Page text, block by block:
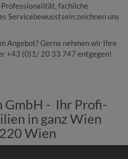
fachliche
Servicebewusstsein zeichnen uns
Angebot? Gerne nehmen wir Ihre
+43 (0)1/ 20 33 747 entgegen!
GmbH - Ihr Profi-
in ganz Wien
Wien